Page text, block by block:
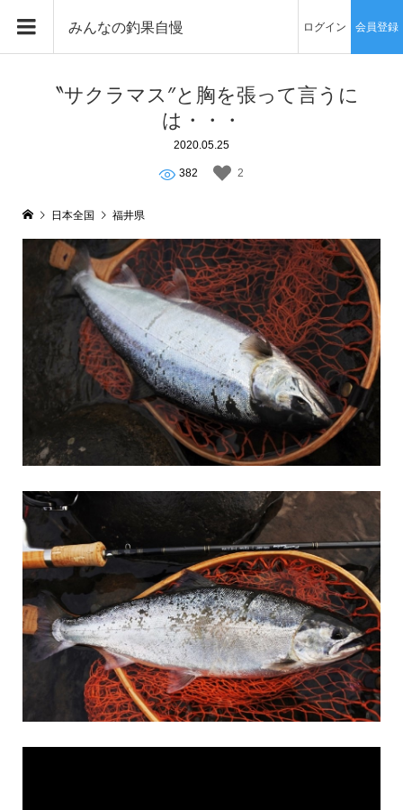
みんなの釣果自慢 ログイン 会員登録
〝サクラマス″と胸を張って言うに
は・・・
2020.05.25
382 2
日本全国 福井県